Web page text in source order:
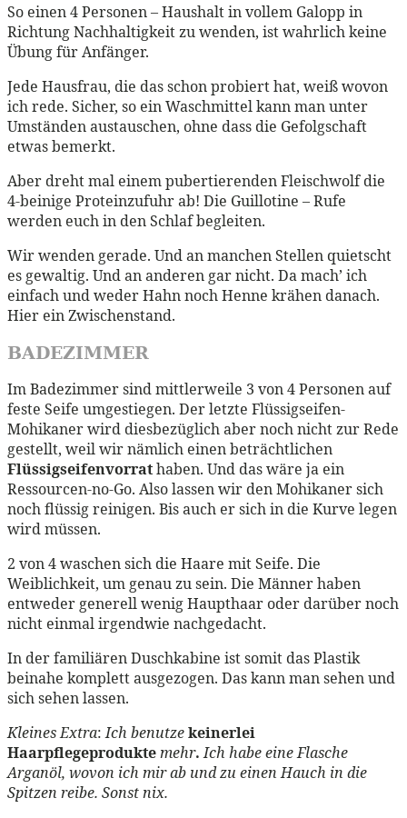
So einen 4 Personen – Haushalt in vollem Galopp in
Richtung Nachhaltigkeit zu wenden, ist wahrlich keine
Übung für Anfänger.
Jede Hausfrau, die das schon probiert hat, weiß wovon
ich rede. Sicher, so ein Waschmittel kann man unter
Umständen austauschen, ohne dass die Gefolgschaft
etwas bemerkt.
Aber dreht mal einem pubertierenden Fleischwolf die
4-beinige Proteinzufuhr ab! Die Guillotine – Rufe
werden euch in den Schlaf begleiten.
Wir wenden gerade. Und an manchen Stellen quietscht
es gewaltig. Und an anderen gar nicht. Da mach’ ich
einfach und weder Hahn noch Henne krähen danach.
Hier ein Zwischenstand.
BADEZIMMER
Im Badezimmer sind mittlerweile 3 von 4 Personen auf
feste Seife umgestiegen. Der letzte Flüssigseifen-
Mohikaner wird diesbezüglich aber noch nicht zur Rede
gestellt, weil wir nämlich einen beträchtlichen
Flüssigseifenvorrathaben. Und das wäre ja ein
Ressourcen-no-Go. Also lassen wir den Mohikaner sich
noch flüssig reinigen. Bis auch er sich in die Kurve legen
wird müssen.
2 von 4 waschen sich die Haare mit Seife. Die
Weiblichkeit, um genau zu sein. Die Männer haben
entweder generell wenig Haupthaar oder darüber noch
nicht einmal irgendwie nachgedacht.
In der familiären Duschkabine ist somit das Plastik
beinahe komplett ausgezogen. Das kann man sehen und
sich sehen lassen.
Kleines Extra:Ich benutzekeinerlei
Haarpflegeproduktemehr.Ich habe eine Flasche
Arganöl, wovon ich mir ab und zu einen Hauch in die
Spitzen reibe. Sonst nix.